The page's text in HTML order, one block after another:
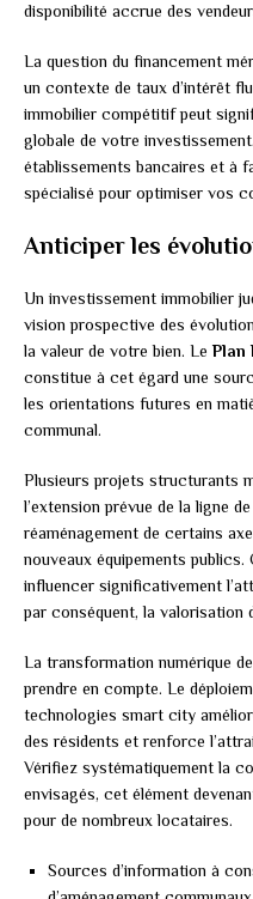
disponibilité accrue des
La question du financement
un contexte de taux d’intérêt
immobilier compétitif peut
globale de votre
établissements bancaires et à
spécialisé pour optimiser vos
Anticiper les
Un investissement immobilier
vision prospective des
la valeur de votre bien. LePlan
constitue à cet égard une
les orientations futures en
communal.
Plusieurs projets structurants
l’extension prévue de la ligne
réaménagement de certains
nouveaux équipements
influencer significativement
par conséquent, la valorisation
La transformation numérique
prendre en compte. Le
technologies smart city
des résidents et renforce
Vérifiez systématiquement la
envisagés, cet élément
pour de nombreux locataires.
Sources d’information à